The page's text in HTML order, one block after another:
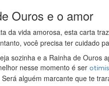
Ouros e o amor
da vida amorosa, esta carta traz
você precisa ter cuidado
sozinha e a Rainha de Ouros
nesse momento é ser
alguém marcante que te